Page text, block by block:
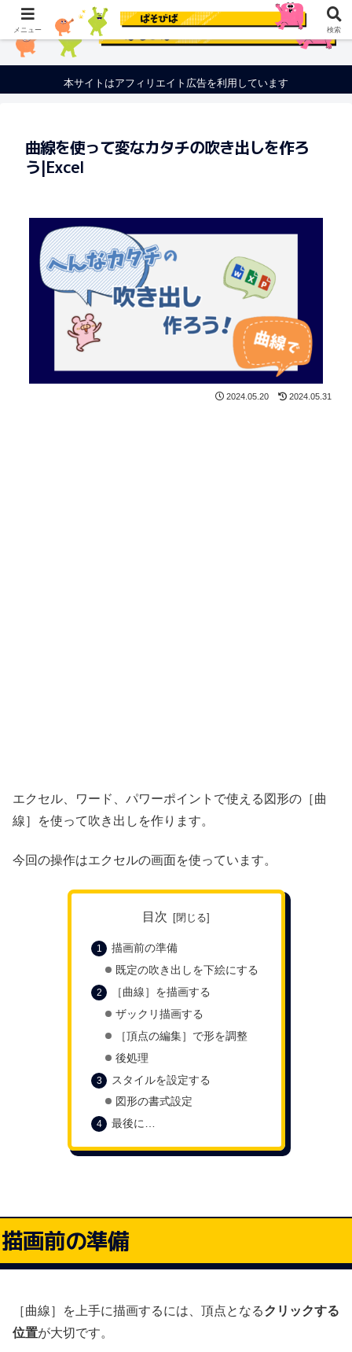
本サイトはアフィリエイト広告を利用しています
曲線を使って変なカタチの吹き出しを作ろ
う|Excel
2024.05.20 2024.05.31
エクセル、ワード、パワーポイントで使える図形の［曲
線］を使って吹き出しを作ります。
今回の操作はエクセルの画面を使っています。
目次
描画前の準備
既定の吹き出しを下絵にする
［曲線］を描画する
ザックリ描画する
［頂点の編集］で形を調整
後処理
スタイルを設定する
図形の書式設定
最後に…
描画前の準備
［曲線］を上手に描画するには、頂点となるクリックする
位置が大切です。
メニュー 検索